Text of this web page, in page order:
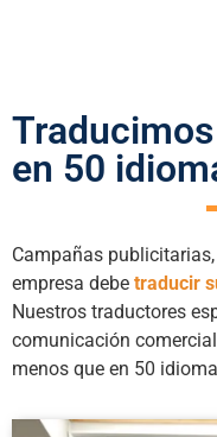
en 50
Campañas
empresa debe traducir
Nuestros traductores
comunicación
menos que en 50